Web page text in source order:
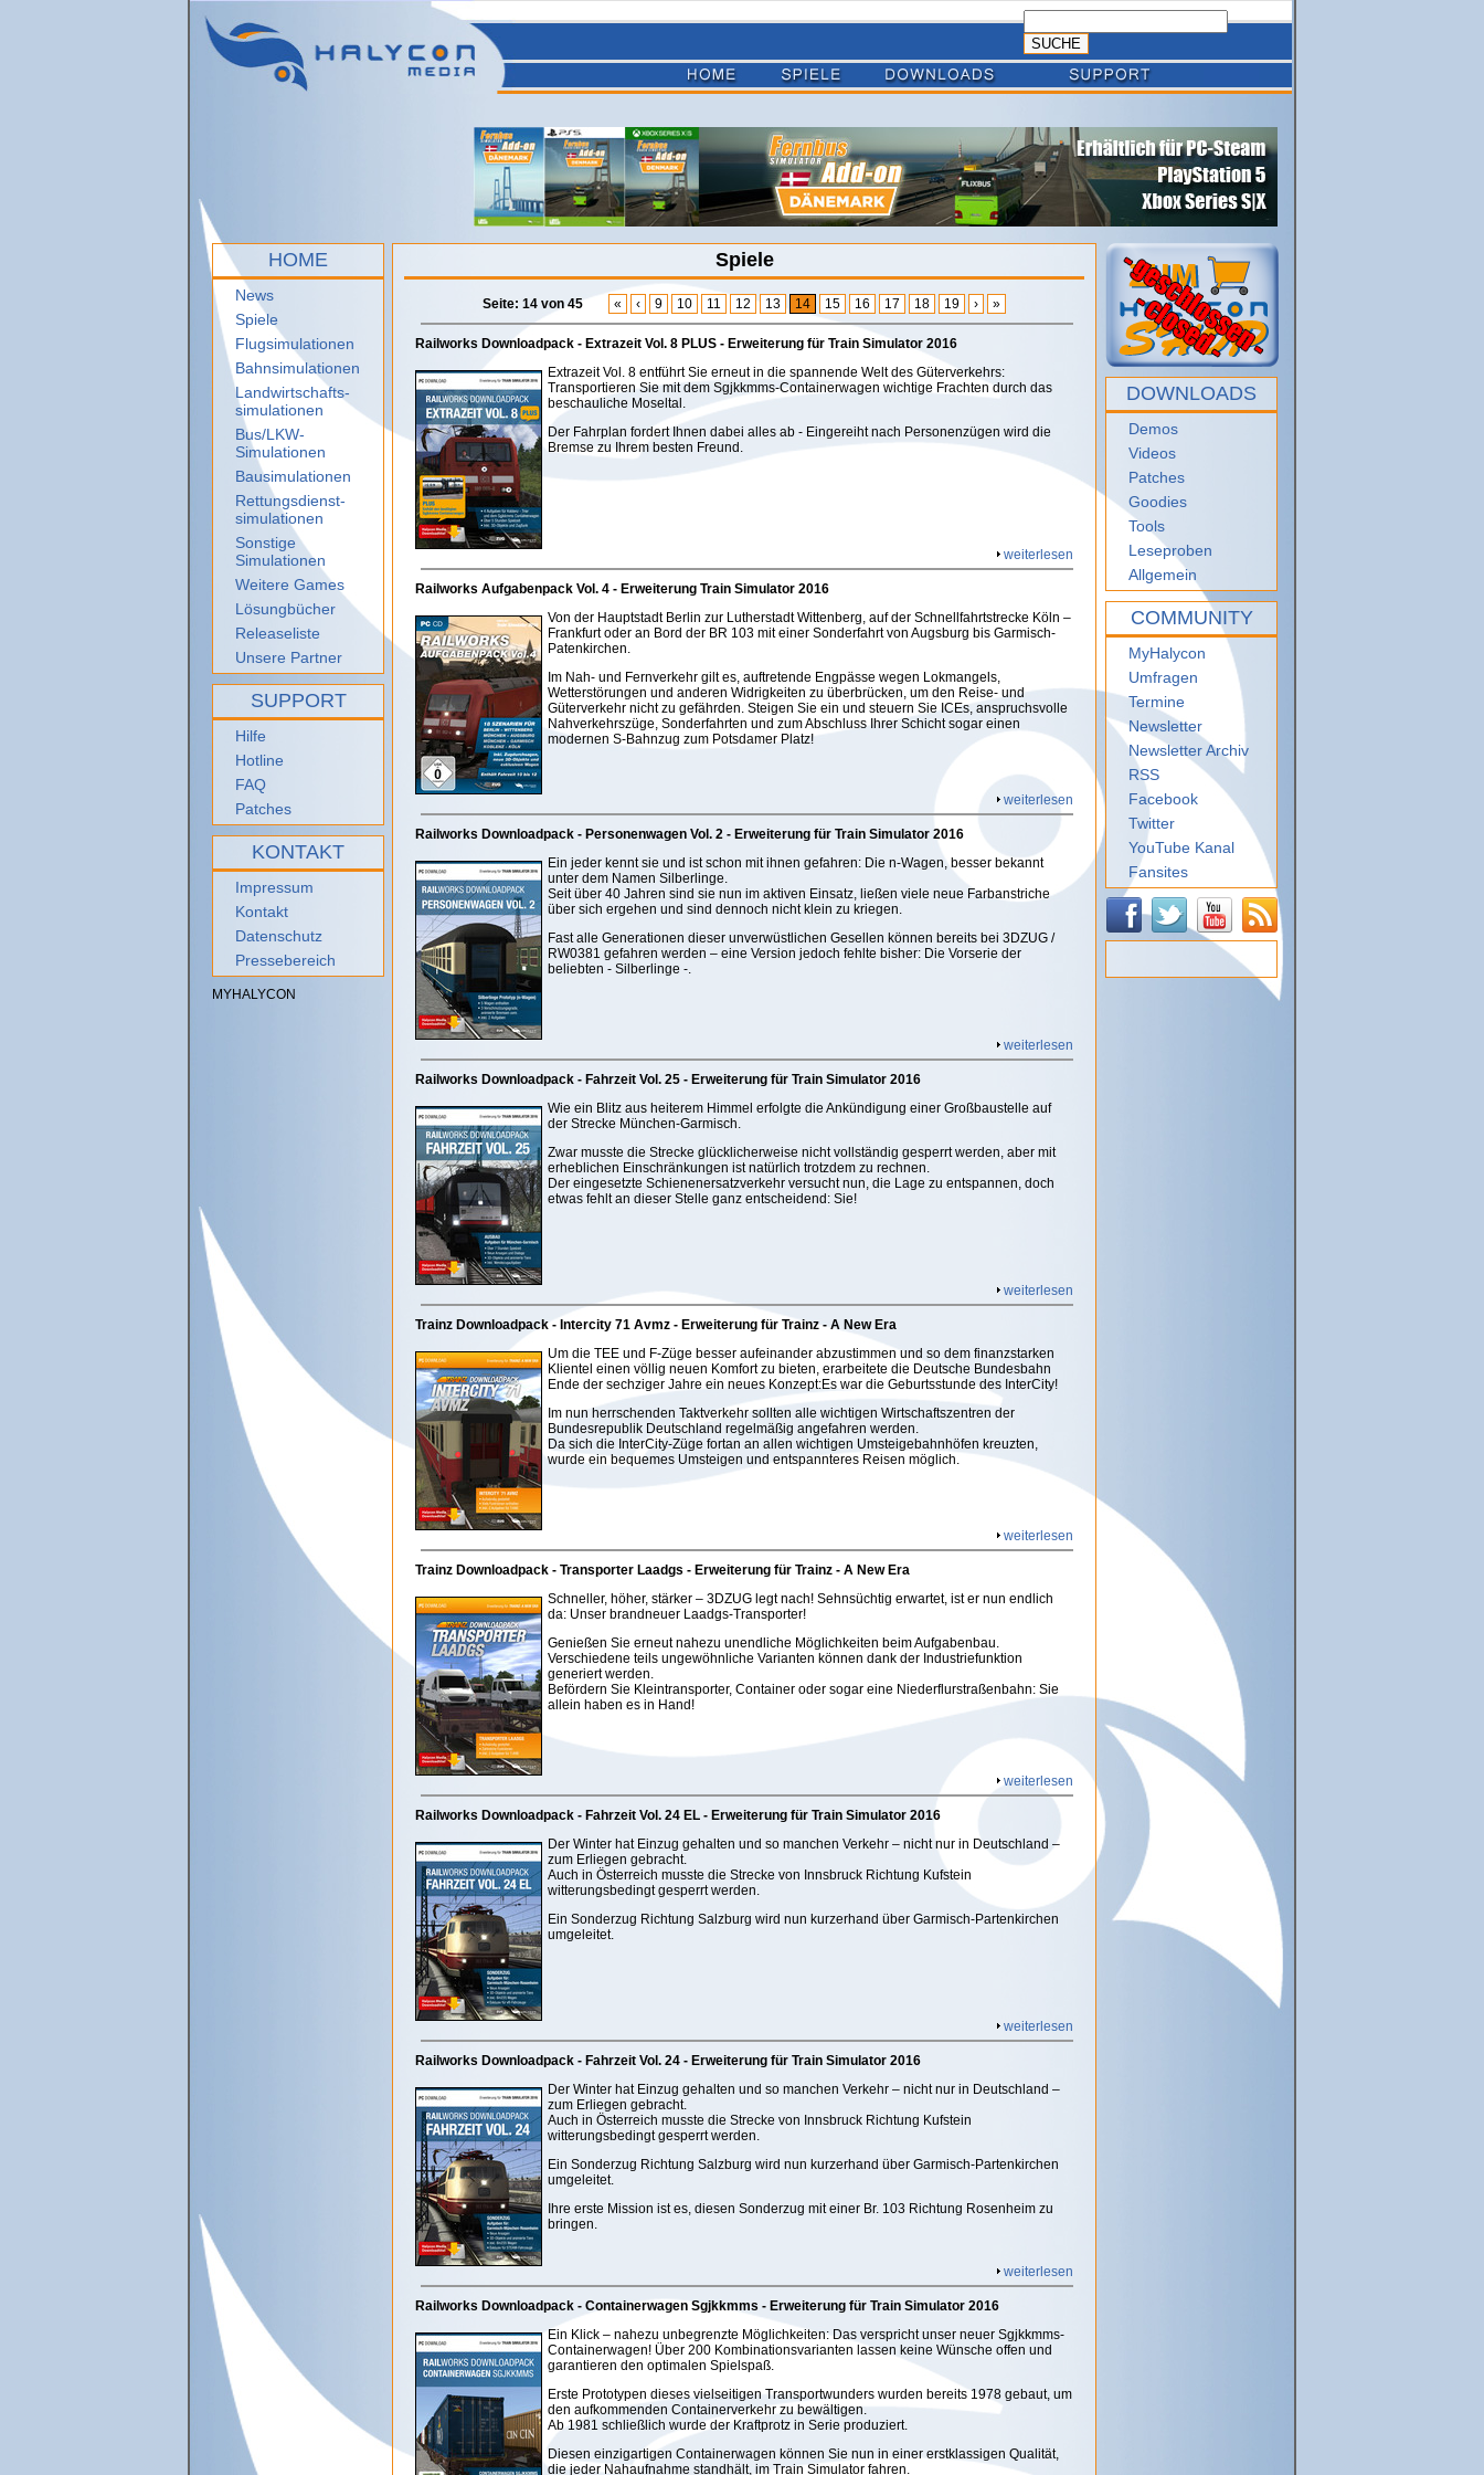
HOME
News
Spiele
Flugsimulationen
Bahnsimulationen
Landwirtschafts-
simulationen
Bus/LKW-
Simulationen
Bausimulationen
Rettungsdienst-
simulationen
Sonstige
Simulationen
Weitere Games
Lösungbücher
Releaseliste
Unsere Partner
SUPPORT
Hilfe
Hotline
FAQ
Patches
KONTAKT
Impressum
Kontakt
Datenschutz
Pressebereich
MYHALYCON
Spiele
Seite: 14 von 45 « ‹ 9 10 11 12 13 14 15 16 17 18 19 › »
Railworks Downloadpack - Extrazeit Vol. 8 PLUS - Erweiterung für Train Simulator 2016
Extrazeit Vol. 8 entführt Sie erneut in die spannende Welt des Güterverkehrs:
Transportieren Sie mit dem Sgjkkmms-Containerwagen wichtige Frachten durch das
beschauliche Moseltal.
Der Fahrplan fordert Ihnen dabei alles ab - Eingereiht nach Personenzügen wird die
Bremse zu Ihrem besten Freund.
weiterlesen
Railworks Aufgabenpack Vol. 4 - Erweiterung Train Simulator 2016
Von der Hauptstadt Berlin zur Lutherstadt Wittenberg, auf der Schnellfahrtstrecke Köln –
Frankfurt oder an Bord der BR 103 mit einer Sonderfahrt von Augsburg bis Garmisch-
Patenkirchen.
Im Nah- und Fernverkehr gilt es, auftretende Engpässe wegen Lokmangels,
Wetterstörungen und anderen Widrigkeiten zu überbrücken, um den Reise- und
Güterverkehr nicht zu gefährden. Steigen Sie ein und steuern Sie ICEs, anspruchsvolle
Nahverkehrszüge, Sonderfahrten und zum Abschluss Ihrer Schicht sogar einen
modernen S-Bahnzug zum Potsdamer Platz!
weiterlesen
Railworks Downloadpack - Personenwagen Vol. 2 - Erweiterung für Train Simulator 2016
Ein jeder kennt sie und ist schon mit ihnen gefahren: Die n-Wagen, besser bekannt
unter dem Namen Silberlinge.
Seit über 40 Jahren sind sie nun im aktiven Einsatz, ließen viele neue Farbanstriche
über sich ergehen und sind dennoch nicht klein zu kriegen.
Fast alle Generationen dieser unverwüstlichen Gesellen können bereits bei 3DZUG /
RW0381 gefahren werden – eine Version jedoch fehlte bisher: Die Vorserie der
beliebten - Silberlinge -.
weiterlesen
Railworks Downloadpack - Fahrzeit Vol. 25 - Erweiterung für Train Simulator 2016
Wie ein Blitz aus heiterem Himmel erfolgte die Ankündigung einer Großbaustelle auf
der Strecke München-Garmisch.
Zwar musste die Strecke glücklicherweise nicht vollständig gesperrt werden, aber mit
erheblichen Einschränkungen ist natürlich trotzdem zu rechnen.
Der eingesetzte Schienenersatzverkehr versucht nun, die Lage zu entspannen, doch
etwas fehlt an dieser Stelle ganz entscheidend: Sie!
weiterlesen
Trainz Downloadpack - Intercity 71 Avmz - Erweiterung für Trainz - A New Era
Um die TEE und F-Züge besser aufeinander abzustimmen und so dem finanzstarken
Klientel einen völlig neuen Komfort zu bieten, erarbeitete die Deutsche Bundesbahn
Ende der sechziger Jahre ein neues Konzept:Es war die Geburtsstunde des InterCity!
Im nun herrschenden Taktverkehr sollten alle wichtigen Wirtschaftszentren der
Bundesrepublik Deutschland regelmäßig angefahren werden.
Da sich die InterCity-Züge fortan an allen wichtigen Umsteigebahnhöfen kreuzten,
wurde ein bequemes Umsteigen und entspannteres Reisen möglich.
weiterlesen
Trainz Downloadpack - Transporter Laadgs - Erweiterung für Trainz - A New Era
Schneller, höher, stärker – 3DZUG legt nach! Sehnsüchtig erwartet, ist er nun endlich
da: Unser brandneuer Laadgs-Transporter!
Genießen Sie erneut nahezu unendliche Möglichkeiten beim Aufgabenbau.
Verschiedene teils ungewöhnliche Varianten können dank der Industriefunktion
generiert werden.
Befördern Sie Kleintransporter, Container oder sogar eine Niederflurstraßenbahn: Sie
allein haben es in Hand!
weiterlesen
Railworks Downloadpack - Fahrzeit Vol. 24 EL - Erweiterung für Train Simulator 2016
Der Winter hat Einzug gehalten und so manchen Verkehr – nicht nur in Deutschland –
zum Erliegen gebracht.
Auch in Österreich musste die Strecke von Innsbruck Richtung Kufstein
witterungsbedingt gesperrt werden.
Ein Sonderzug Richtung Salzburg wird nun kurzerhand über Garmisch-Partenkirchen
umgeleitet.
weiterlesen
Railworks Downloadpack - Fahrzeit Vol. 24 - Erweiterung für Train Simulator 2016
Der Winter hat Einzug gehalten und so manchen Verkehr – nicht nur in Deutschland –
zum Erliegen gebracht.
Auch in Österreich musste die Strecke von Innsbruck Richtung Kufstein
witterungsbedingt gesperrt werden.
Ein Sonderzug Richtung Salzburg wird nun kurzerhand über Garmisch-Partenkirchen
umgeleitet.
Ihre erste Mission ist es, diesen Sonderzug mit einer Br. 103 Richtung Rosenheim zu
bringen.
weiterlesen
Railworks Downloadpack - Containerwagen Sgjkkmms - Erweiterung für Train Simulator 2016
Ein Klick – nahezu unbegrenzte Möglichkeiten: Das verspricht unser neuer Sgjkkmms-
Containerwagen! Über 200 Kombinationsvarianten lassen keine Wünsche offen und
garantieren den optimalen Spielspaß.
Erste Prototypen dieses vielseitigen Transportwunders wurden bereits 1978 gebaut, um
den aufkommenden Containerverkehr zu bewältigen.
Ab 1981 schließlich wurde der Kraftprotz in Serie produziert.
Diesen einzigartigen Containerwagen können Sie nun in einer erstklassigen Qualität,
die jeder Nahaufnahme standhält, im Train Simulator fahren.
DOWNLOADS
Demos
Videos
Patches
Goodies
Tools
Leseproben
Allgemein
COMMUNITY
MyHalycon
Umfragen
Termine
Newsletter
Newsletter Archiv
RSS
Facebook
Twitter
YouTube Kanal
Fansites